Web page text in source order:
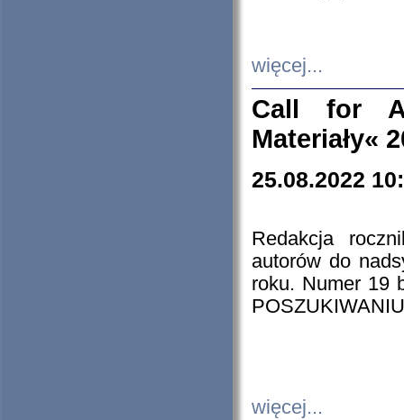
więcej...
Call for
Materiały«
25.08.2022
Redakcja
autorów do
roku. Numer 19
więcej...